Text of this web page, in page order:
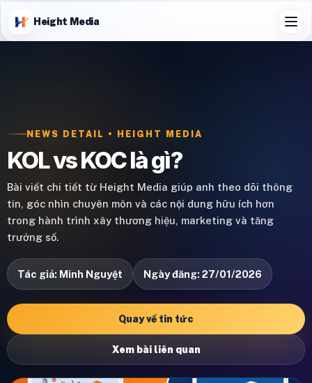
Height Media
NEWS DETAIL • HEIGHT MEDIA
KOL vs KOC là gì?
Bài viết chi tiết từ Height Media giúp anh theo dõi thông
tin, góc nhìn chuyên môn và các nội dung hữu ích hơn
trong hành trình xây thương hiệu, marketing và tăng
trưởng số.
Tác giả: Minh Nguyệt Ngày đăng: 27/01/2026
Quay về tin tức
Xem bài liên quan